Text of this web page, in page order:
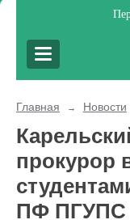
Главная → Новости
прокурор
ПФ ПГУПС